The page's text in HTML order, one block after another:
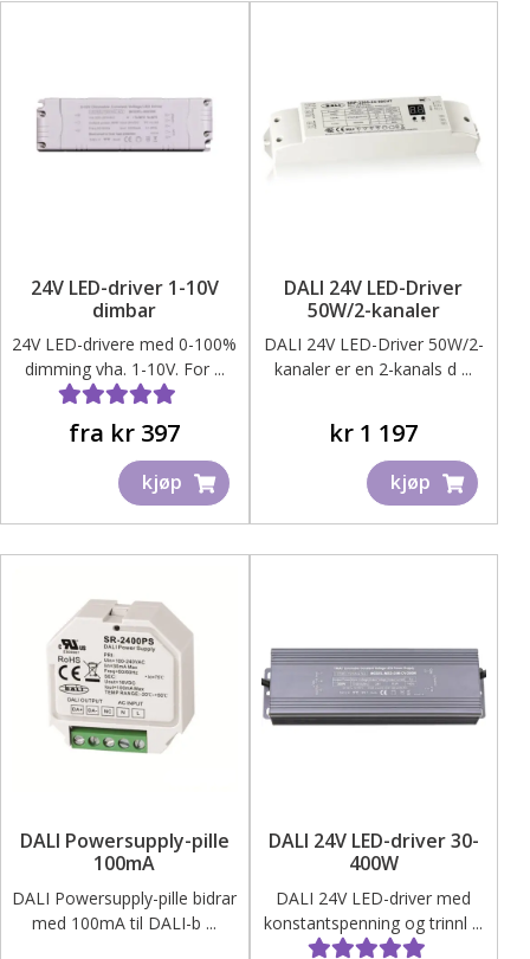
kan
velges
på
24V LED-driver 1-10V
dimbar
24V LED-drivere med 0-100%
dimming vha. 1-10V. For ...
Vurdert5.00
fra kr 397
kjøp
Dette
produktet
har
Alternativene
kan
velges
på
produktsiden
DALI 24V LED-Driver
50W/2-kanaler
DALI 24V LED-Driver 50W/2-
kanaler er en 2-kanals d ...
kr 1 197
kjøp
DALI Powersupply-pille
100mA
DALI Powersupply-pille bidrar
med 100mA til DALI-b ...
DALI 24V LED-driver 30-
400W
DALI 24V LED-driver med
konstantspenning og trinnl ...